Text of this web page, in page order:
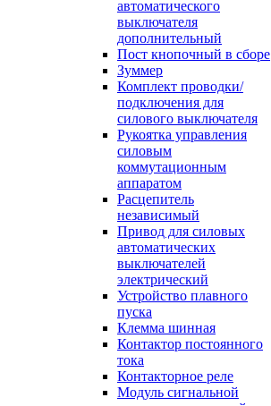
автоматического
выключателя
дополнительный
Пост кнопочный в сборе
Зуммер
Комплект проводки/
подключения для
силового выключателя
Рукоятка управления
силовым
коммутационным
аппаратом
Расцепитель
независимый
Привод для силовых
автоматических
выключателей
электрический
Устройство плавного
пуска
Клемма шинная
Контактор постоянного
тока
Контакторное реле
Модуль сигнальной